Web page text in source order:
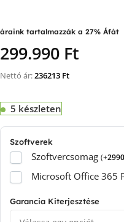
áraink tartalmazzák a 27% Áfát
299.990 Ft
Nettó ár:236213 Ft
5 készleten
Szoftverek
Szoftvercsomag (+2990
Microsoft Office 365
Garancia Kiterjesztése